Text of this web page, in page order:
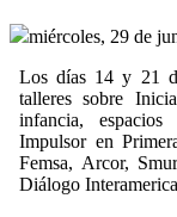
miércoles, 29 de
Los días 14 y 21
talleres sobre
infancia,
Impulsor en
Femsa, Arcor,
Diálogo